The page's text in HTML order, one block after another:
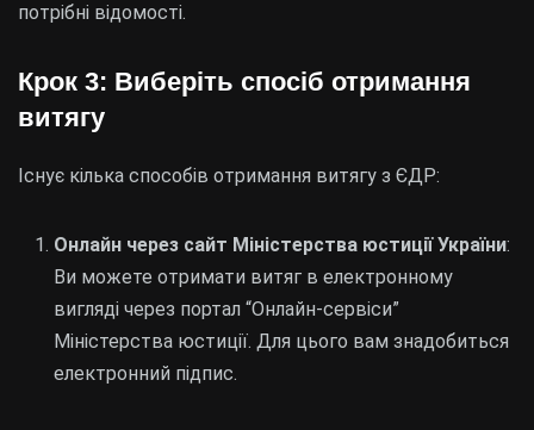
потрібні відомості.
Крок 3: Виберіть спосіб отримання
витягу
Існує кілька способів отримання витягу з ЄДР:
Онлайн через сайт Міністерства юстиції України:
Ви можете отримати витяг в електронному
вигляді через портал “Онлайн-сервіси”
Міністерства юстиції. Для цього вам знадобиться
електронний підпис.